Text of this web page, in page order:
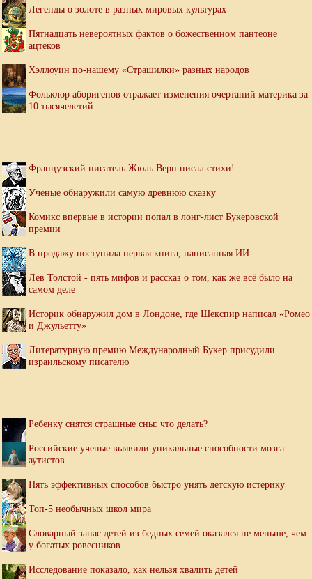
Легенды о золоте в разных мировых культурах
Пятнадцать невероятных фактов о божественном пантеоне
ацтеков
Хэллоуин по-нашему «Страшилки» разных народов
Фольклор аборигенов отражает изменения очертаний материка за
10 тысячелетий
Французский писатель Жюль Верн писал стихи!
Ученые обнаружили самую древнюю сказку
Комикс впервые в истории попал в лонг-лист Букеровской
премии
В продажу поступила первая книга, написанная ИИ
Лев Толстой - пять мифов и рассказ о том, как же всё было на
самом деле
Историк обнаружил дом в Лондоне, где Шекспир написал «Ромео
и Джульетту»
Литературную премию Международный Букер присудили
израильскому писателю
Ребенку снятся страшные сны: что делать?
Российские ученые выявили уникальные способности мозга
аутистов
Пять эффективных способов быстро унять детскую истерику
Топ-5 необычных школ мира
Словарный запас детей из бедных семей оказался не меньше, чем
у богатых ровесников
Исследование показало, как нельзя хвалить детей